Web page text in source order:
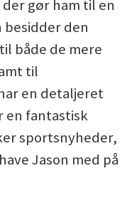
gør ham til en
den
både de mere
til
en detaljeret
en fantastisk
sportsnyheder,
Jason med på